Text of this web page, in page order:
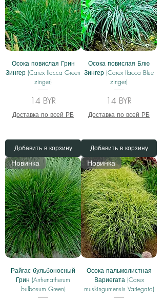
Осока повислая Грин
Зингер (Carex flacca Green
zinger)
Цена
14 BYR
Доставка по всей РБ
Добавить в корзину
Осока повислая Блю
Зингер (Carex flacca Blue
zinger)
Цена
14 BYR
Доставка по всей РБ
Добавить в корзину
Новинка
Райгас бульбоносный
Грин (Arrhenatherum
bulbosum Green)
Новинка
Осока пальмолистная
Вариегата (Carex
muskingumensis Variegata)